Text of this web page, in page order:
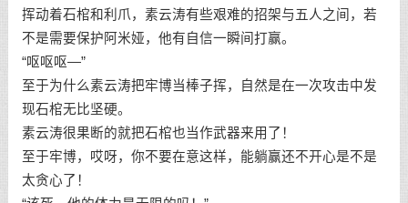
挥动着石棺和利爪，素云涛有些艰难的招架与五人之间，若
不是需要保护阿米娅，他有自信一瞬间打赢。
“呕呕呕—”
至于为什么素云涛把牢博当棒子挥，自然是在一次攻击中发
现石棺无比坚硬。
素云涛很果断的就把石棺也当作武器来用了！
至于牢博，哎呀，你不要在意这样，能躺赢还不开心是不是
太贪心了！